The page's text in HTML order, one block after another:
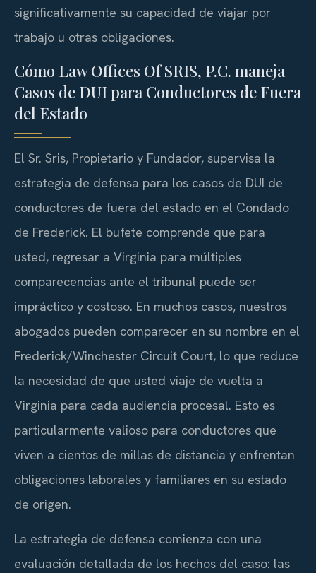
significativamente su capacidad de viajar por
trabajo u otras obligaciones.
Cómo Law Offices Of SRIS, P.C. maneja
Casos de DUI para Conductores de Fuera
del Estado
El Sr. Sris, Propietario y Fundador, supervisa la
estrategia de defensa para los casos de DUI de
conductores de fuera del estado en el Condado
de Frederick. El bufete comprende que para
usted, regresar a Virginia para múltiples
comparecencias ante el tribunal puede ser
impráctico y costoso. En muchos casos, nuestros
abogados pueden comparecer en su nombre en el
Frederick/Winchester Circuit Court, lo que reduce
la necesidad de que usted viaje de vuelta a
Virginia para cada audiencia procesal. Esto es
particularmente valioso para conductores que
viven a cientos de millas de distancia y enfrentan
obligaciones laborales y familiares en su estado
de origen.
La estrategia de defensa comienza con una
evaluación detallada de los hechos del caso: las